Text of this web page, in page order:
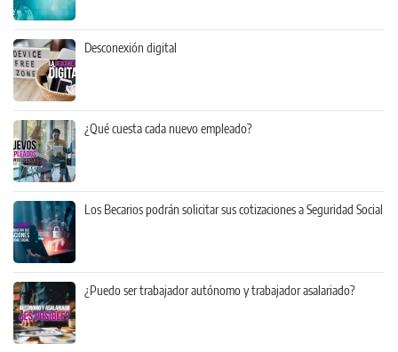
Desconexión digital
¿Qué cuesta cada nuevo empleado?
Los Becarios podrán solicitar sus cotizaciones a Seguridad Social
¿Puedo ser trabajador autónomo y trabajador asalariado?